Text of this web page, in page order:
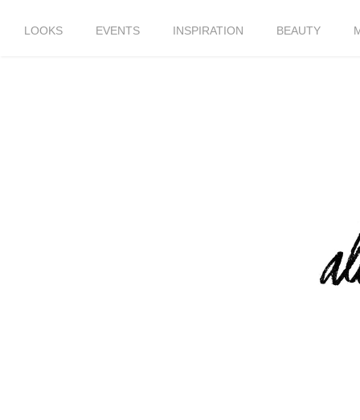
LOOKS EVENTS INSPIRATION BEAUTY